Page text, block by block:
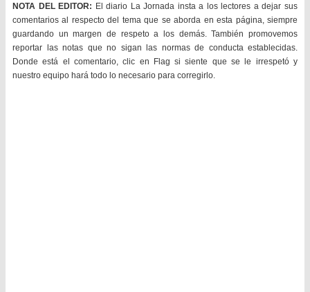
NOTA DEL EDITOR: El diario La Jornada insta a los lectores a dejar sus
comentarios al respecto del tema que se aborda en esta página, siempre
guardando un margen de respeto a los demás. También promovemos
reportar las notas que no sigan las normas de conducta establecidas.
Donde está el comentario, clic en Flag si siente que se le irrespetó y
nuestro equipo hará todo lo necesario para corregirlo.